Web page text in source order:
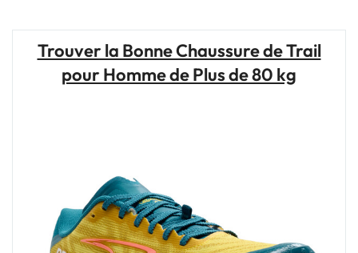
Trouver la Bonne Chaussure de Trail
pour Homme de Plus de 80 kg